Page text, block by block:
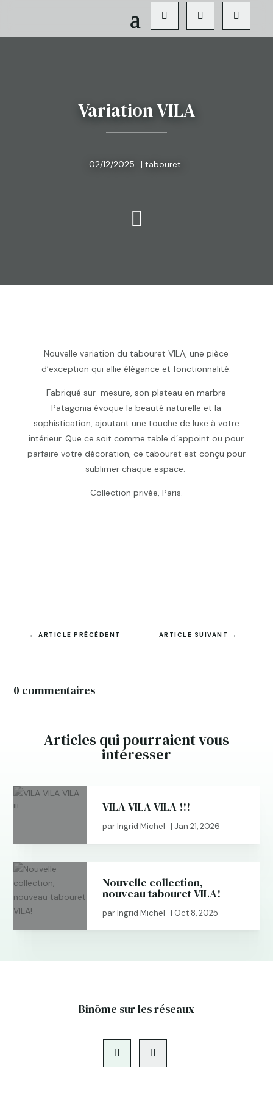
Variation VILA
02/12/2025 | tabouret

Nouvelle variation du tabouret VILA, une pièce
d’exception qui allie élégance et fonctionnalité.
Fabriqué sur-mesure, son plateau en marbre
Patagonia évoque la beauté naturelle et la
sophistication, ajoutant une touche de luxe à votre
intérieur. Que ce soit comme table d’appoint ou pour
parfaire votre décoration, ce tabouret est conçu pour
sublimer chaque espace.
Collection privée, Paris.
←ARTICLE PRÉCÉDENT ARTICLE SUIVANT →
0 commentaires
Articles qui pourraient vous
intéresser
VILA VILA VILA !!!
parIngrid Michel | Jan 21, 2026
Nouvelle collection,
nouveau tabouret VILA!
parIngrid Michel | Oct 8, 2025
Binōme sur les réseaux